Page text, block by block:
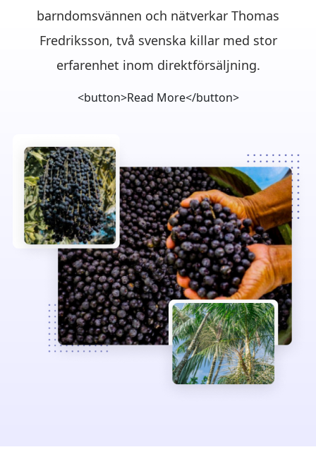
barndomsvännen och nätverkar Thomas
Fredriksson, två svenska killar med stor
erfarenhet inom direktförsäljning.
<button>Read More</button>